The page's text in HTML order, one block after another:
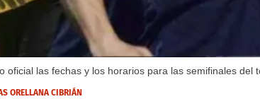
oficial las fechas y los horarios para las semifinales del
ORELLANA CIBRIÁN